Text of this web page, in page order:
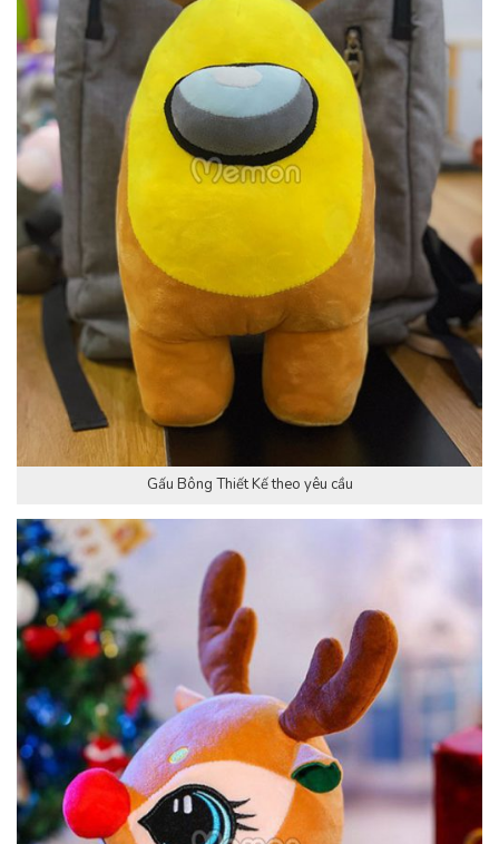
Gấu Bông Thiết Kế theo yêu cầu